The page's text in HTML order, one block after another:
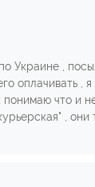
Украине ,
оплачивать ,
что и
,